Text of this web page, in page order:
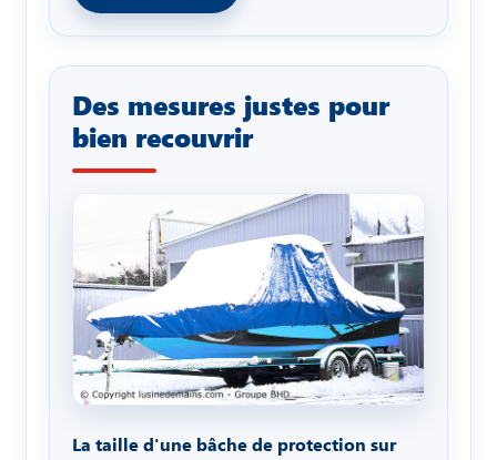
Des mesures justes pour
bien recouvrir
La taille d'une bâche de protection sur